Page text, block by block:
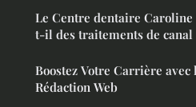
Le Centre dentaire
t-il des traitements de canal
Boostez Votre Carrière avec
Rédaction Web